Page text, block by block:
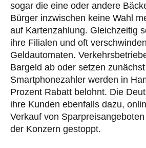
sogar die eine oder andere
Bürger inzwischen keine Wahl
auf Kartenzahlung. Gleichzeitig
ihre Filialen und oft
Geldautomaten.
Bargeld ab oder setzen
Smartphonezahler werden in
Prozent Rabatt belohnt. Die
ihre Kunden ebenfalls dazu,
Verkauf von
der Konzern gestoppt.